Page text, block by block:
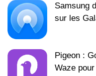
Samsung
sur les
Pigeon :
Waze